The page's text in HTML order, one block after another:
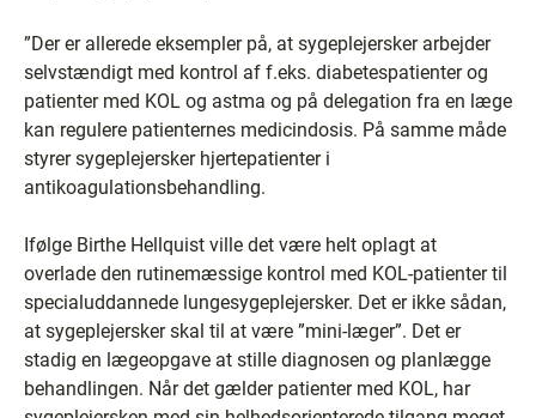
”Der er allerede eksempler på, at sygeplejersker arbejder
selvstændigt med kontrol af f.eks. diabetespatienter og
patienter med KOL og astma og på delegation fra en læge
kan regulere patienternes medicindosis. På samme måde
styrer sygeplejersker hjertepatienter i
antikoagulationsbehandling.
Ifølge Birthe Hellquist ville det være helt oplagt at
overlade den rutinemæssige kontrol med KOL-patienter til
specialuddannede lungesygeplejersker. Det er ikke sådan,
at sygeplejersker skal til at være ”mini-læger”. Det er
stadig en lægeopgave at stille diagnosen og planlægge
behandlingen. Når det gælder patienter med KOL, har